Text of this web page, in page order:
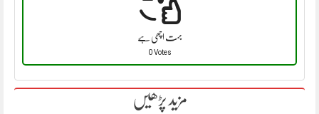
بہت اچھی ہے
0 Votes
مزید پڑھیں